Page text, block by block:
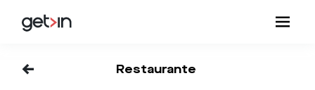
<- Restaurante